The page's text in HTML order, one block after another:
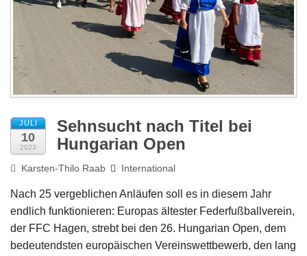
JULI
10
2023
Sehnsucht nach Titel bei
Hungarian Open
Karsten-Thilo Raab International
Nach 25 vergeblichen Anläufen soll es in diesem Jahr
endlich funktionieren: Europas ältester Federfußballverein,
der FFC Hagen, strebt bei den 26. Hungarian Open, dem
bedeutendsten europäischen Vereinswettbewerb, den lang